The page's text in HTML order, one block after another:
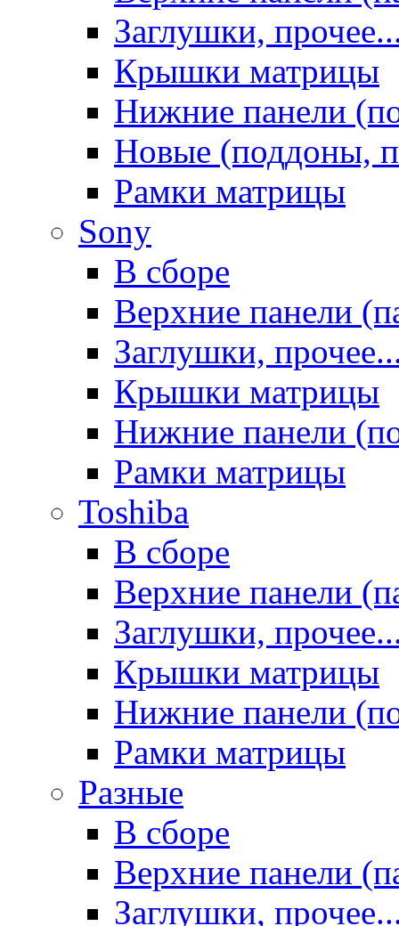
Заглушки,
Крышки матрицы
Нижние панели
Новые (поддоны,
Рамки матрицы
Sony
В сборе
Верхние панели
Заглушки,
Крышки матрицы
Нижние панели
Рамки матрицы
Toshiba
В сборе
Верхние панели
Заглушки,
Крышки матрицы
Нижние панели
Рамки матрицы
Разные
В сборе
Верхние панели
Заглушки,